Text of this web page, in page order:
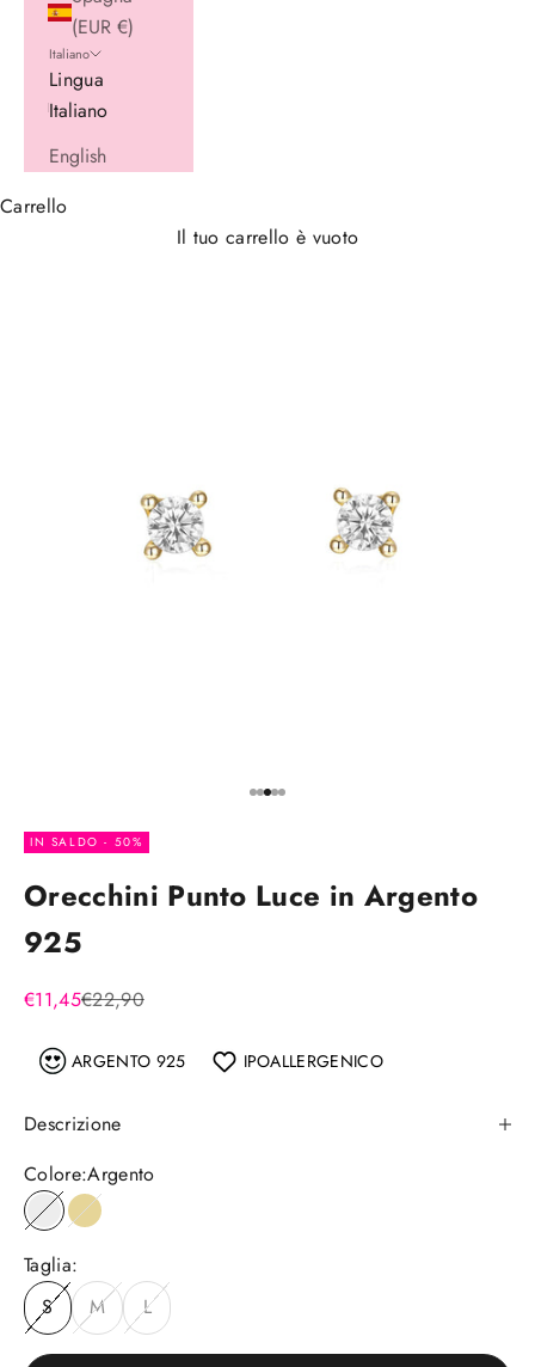
(EUR €)
Italiano
Lingua
Italiano
English
Carrello
Il tuo carrello è vuoto
Vai all'articolo 1
Vai all'articolo 2
Vai all'articolo 3
Vai all'articolo 4
Vai all'articolo 5
IN SALDO - 50%
Orecchini Punto Luce in Argento
925
Prezzo scontato
€11,45Prezzo
€22,90
ARGENTO 925 IPOALLERGENICO
Descrizione
Colore:Argento
ArgentoPlaccato oro
Taglia:
S
M L